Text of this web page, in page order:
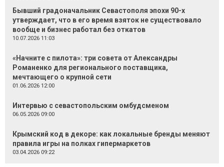
Бывший градоначальник Севастополя эпохи 90-х
утверждает, что в его время взяток не существовало
вообще и бизнес работал без откатов
10.07.2026 11:03
«Начните с пилота»: три совета от Александры
Романенко для регионального поставщика,
мечтающего о крупной сети
01.06.2026 12:00
Интервью с севастопольским омбудсменом
06.05.2026 09:00
Крымский код в декоре: как локальные бренды меняют
правила игры на полках гипермаркетов
03.04.2026 09:22